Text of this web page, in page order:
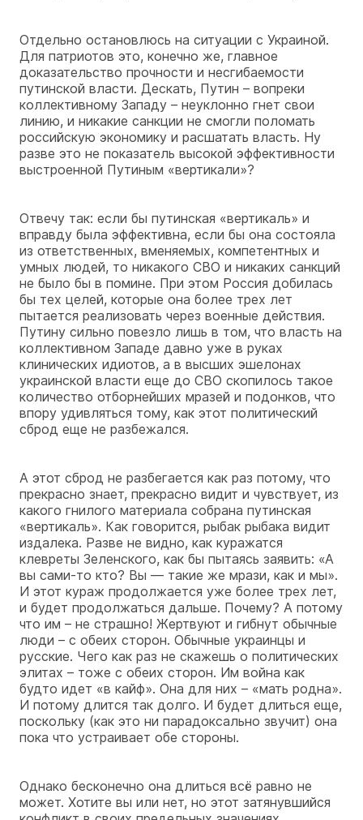
Отдельно остановлюсь на ситуации с Украиной.
Для патриотов это, конечно же, главное
доказательство прочности и несгибаемости
путинской власти. Дескать, Путин – вопреки
коллективному Западу – неуклонно гнет свои
линию, и никакие санкции не смогли поломать
российскую экономику и расшатать власть. Ну
разве это не показатель высокой эффективности
выстроенной Путиным «вертикали»?
Отвечу так: если бы путинская «вертикаль» и
вправду была эффективна, если бы она состояла
из ответственных, вменяемых, компетентных и
умных людей, то никакого СВО и никаких санкций
не было бы в помине. При этом Россия добилась
бы тех целей, которые она более трех лет
пытается реализовать через военные действия.
Путину сильно повезло лишь в том, что власть на
коллективном Западе давно уже в руках
клинических идиотов, а в высших эшелонах
украинской власти еще до СВО скопилось такое
количество отборнейших мразей и подонков, что
впору удивляться тому, как этот политический
сброд еще не разбежался.
А этот сброд не разбегается как раз потому, что
прекрасно знает, прекрасно видит и чувствует, из
какого гнилого материала собрана путинская
«вертикаль». Как говорится, рыбак рыбака видит
издалека. Разве не видно, как куражатся
клевреты Зеленского, как бы пытаясь заявить: «А
вы сами-то кто? Вы — такие же мрази, как и мы».
И этот кураж продолжается уже более трех лет,
и будет продолжаться дальше. Почему? А потому
что им – не страшно! Жертвуют и гибнут обычные
люди – с обеих сторон. Обычные украинцы и
русские. Чего как раз не скажешь о политических
элитах – тоже с обеих сторон. Им война как
будто идет «в кайф». Она для них – «мать родна».
И потому длится так долго. И будет длиться еще,
поскольку (как это ни парадоксально звучит) она
пока что устраивает обе стороны.
Однако бесконечно она длиться всё равно не
может. Хотите вы или нет, но этот затянувшийся